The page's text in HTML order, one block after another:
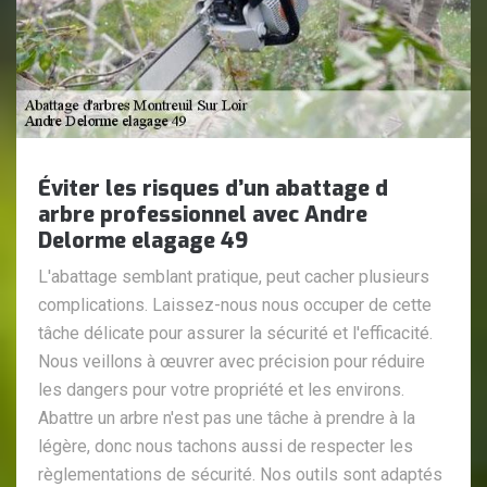
Éviter les risques d’un abattage d
arbre professionnel avec Andre
Delorme elagage 49
L'abattage semblant pratique, peut cacher plusieurs
complications. Laissez-nous nous occuper de cette
tâche délicate pour assurer la sécurité et l'efficacité.
Nous veillons à œuvrer avec précision pour réduire
les dangers pour votre propriété et les environs.
Abattre un arbre n'est pas une tâche à prendre à la
légère, donc nous tachons aussi de respecter les
règlementations de sécurité. Nos outils sont adaptés